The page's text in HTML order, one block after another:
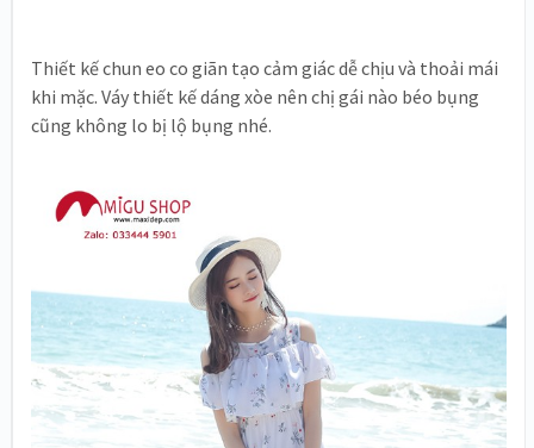
Thiết kế chun eo co giãn tạo cảm giác dễ chịu và thoải mái
khi mặc. Váy thiết kế dáng xòe nên chị gái nào béo bụng
cũng không lo bị lộ bụng nhé.